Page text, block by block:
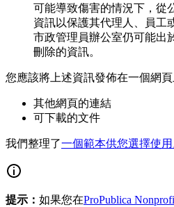
可能導致傷害的情況下，從
資訊以保護其代理人、員工
市政管理員辦公室仍可能出
刪除的資訊。
您應該將上述資訊發佈在一個網
其他網頁的連結
可下載的文件
我們整理了一個範本供您選擇使用
提示： 如果您在ProPublica